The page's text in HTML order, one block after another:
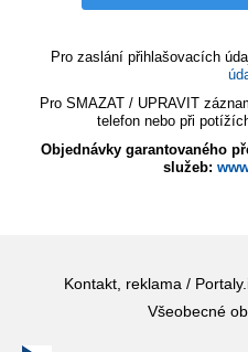
Pro zaslání přihlašovacích
Pro SMAZAT / UPRAVIT
telefon nebo při
Objednávky garantovaného
služeb:
Kontakt, reklama /
Všeobecné